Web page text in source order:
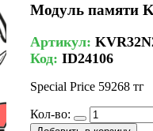
Модуль памяти
Артикул:
Код: ID24106
Special Price 59268 тг
Кол-во: